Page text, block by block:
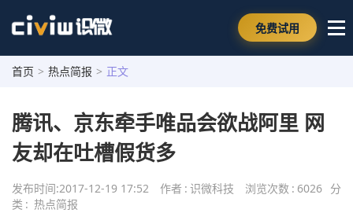
免费试用
首页 > 热点简报 > 正文
腾讯、京东牵手唯品会欲战阿里 网
友却在吐槽假货多
发布时间:2017-12-19 17:52 作者 : 识微科技 浏览次数 : 6026 分
类 : 热点简报